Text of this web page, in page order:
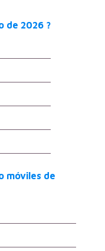
de 2026 ?
móviles de